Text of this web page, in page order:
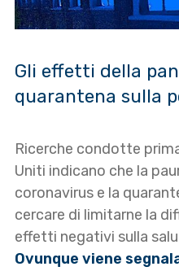
Gli effetti della
quarantena sulla
Ricerche condotte
Uniti indicano che la
coronavirus e la
cercare di limitarne la
effetti negativi sulla
Ovunque viene